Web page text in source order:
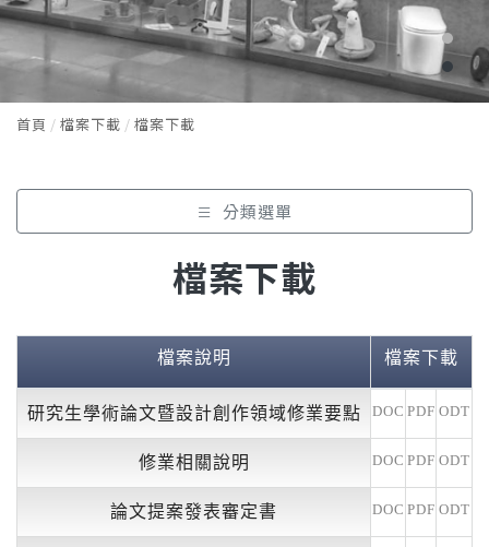
首頁 檔案下載 檔案下載
分類選單
檔案下載
檔案說明 檔案下載
研究生學術論文暨設計創作領域修業要點 DOC PDF ODT
修業相關說明 DOC PDF ODT
論文提案發表審定書 DOC PDF ODT